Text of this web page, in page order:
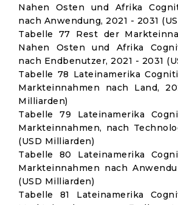
Nahen Osten und Afrika
nach Anwendung, 2021 - 2031
Tabelle 77 Rest der
Nahen Osten und Afrika
nach Endbenutzer, 2021 - 2031
Tabelle 78 Lateinamerika
Markteinnahmen nach Land,
Milliarden)
Tabelle 79 Lateinamerika
Markteinnahmen, nach
(USD Milliarden)
Tabelle 80 Lateinamerika
Markteinnahmen nach
(USD Milliarden)
Tabelle 81 Lateinamerika